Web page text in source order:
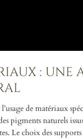
:
de matériaux
pigments naturels
Le choix des